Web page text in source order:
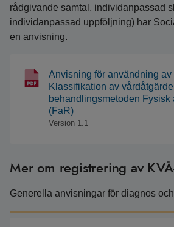
rådgivande samtal, individanpassad
individanpassad uppföljning) har
en anvisning.
Anvisning för användning av
Klassifikation av
behandlingsmetoden Fysisk
(FaR)
Version 1.1
Mer om registrering av
Generella anvisningar för diagnos